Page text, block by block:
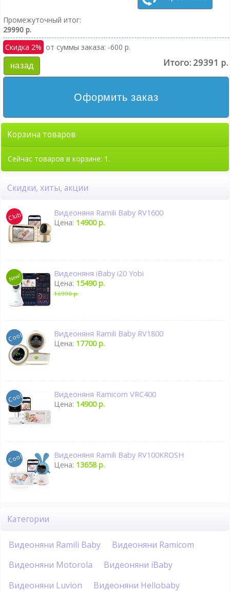
Промежуточный итог:
29990 р.
Скидка 2% от суммы заказа: -600 р.
назад Итого: 29391 р.
Оформить заказ
Корзина товаров
Сейчас товаров в корзине: 1.
Скидки, хиты, акции
Видеоняня Ramili Baby RV1600
Цена: 14900 р.
Видеоняня iBaby i20 Yobi
Цена: 15490 р.
16990 р.
Видеоняня Ramili Baby RV1800
Цена: 17700 р.
Видеоняня Ramicom VRC400
Цена: 14900 р.
Видеоняня Ramili Baby RV100KROSH
Цена: 13658 р.
Категории
Видеоняни Ramili Baby
Видеоняни Ramicom
Видеоняни Motorola
Видеоняни iBaby
Видеоняни Luvion
Видеоняни Hellobaby